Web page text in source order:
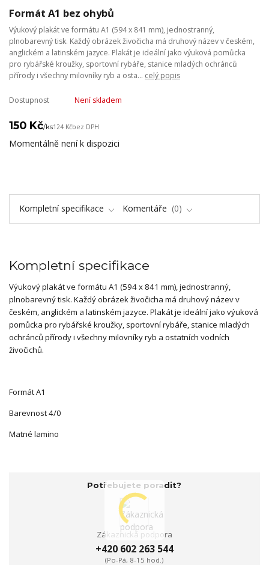
Formát A1 bez ohybů
Výukový plakát ve formátu A1 (594 x 841 mm), jednostranný,
plnobarevný tisk. Každý obrázek živočicha má druhový název v českém,
anglickém a latinském jazyce. Plakát je ideální jako výuková pomůcka
pro rybářské kroužky, sportovní rybáře, stanice mladých ochránců
přírody i všechny milovníky ryb a osta... celý popis
Dostupnost Není skladem
150 Kč/ks124 Kčbez DPH
Momentálně není k dispozici
Kompletní specifikace Komentáře 0
Kompletní specifikace
Výukový plakát ve formátu A1 (594 x 841 mm), jednostranný,
plnobarevný tisk. Každý obrázek živočicha má druhový název v
českém, anglickém a latinském jazyce. Plakát je ideální jako výuková
pomůcka pro rybářské kroužky, sportovní rybáře, stanice mladých
ochránců přírody i všechny milovníky ryb a ostatních vodních
živočichů.
Formát A1
Barevnost 4/0
Matné lamino
Potřebujete poradit?
Zákaznická podpora
+420 602 263 544
(Po-Pá, 8-15 hod.)